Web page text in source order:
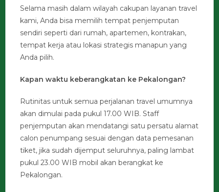
Selama masih dalam wilayah cakupan layanan travel
kami, Anda bisa memilih tempat penjemputan
sendiri seperti dari rumah, apartemen, kontrakan,
tempat kerja atau lokasi strategis manapun yang
Anda pilih.
Kapan waktu keberangkatan ke Pekalongan?
Rutinitas untuk semua perjalanan travel umumnya
akan dimulai pada pukul 17.00 WIB. Staff
penjemputan akan mendatangi satu persatu alamat
calon penumpang sesuai dengan data pemesanan
tiket, jika sudah dijemput seluruhnya, paling lambat
pukul 23.00 WIB mobil akan berangkat ke
Pekalongan.